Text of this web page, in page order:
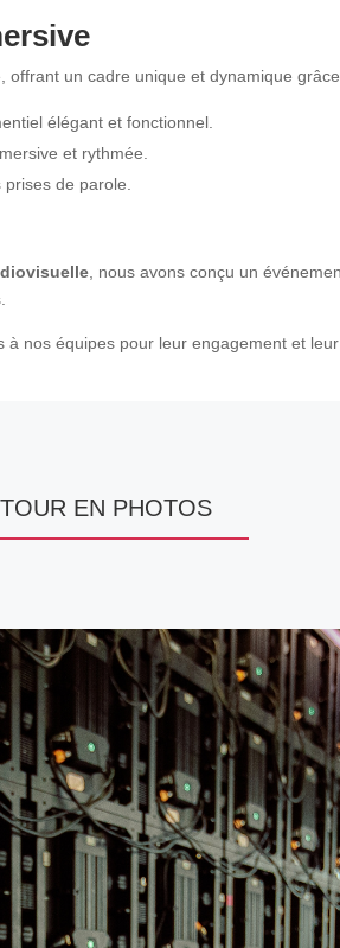
offrant un cadre unique et dynamique
élégant et fonctionnel.
et rythmée.
de parole.
, nous avons conçu un
nos équipes pour leur engagement et leur
EN PHOTOS